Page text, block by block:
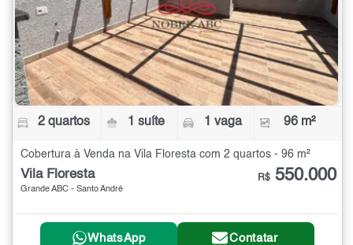
2 quartos 1 suíte 1 vaga 96 m²
Cobertura à Venda na Vila Floresta com 2 quartos - 96 m²
Vila Floresta
Grande ABC - Santo André
R$ 550.000
WhatsApp Contatar